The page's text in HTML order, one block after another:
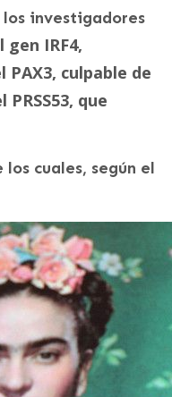
investigadores
gen IRF4,
PAX3, culpable de
que
cuales, según el